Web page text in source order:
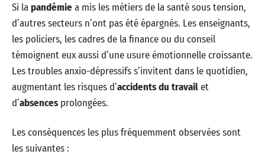
Si lapandémiea mis les métiers de la santé sous tension,
d’autres secteurs n’ont pas été épargnés. Les enseignants,
les policiers, les cadres de la finance ou du conseil
témoignent eux aussi d’une usure émotionnelle croissante.
Les troubles anxio-dépressifs s’invitent dans le quotidien,
augmentant les risques d’accidents du travailet
d’absencesprolongées.
Les conséquences les plus fréquemment observées sont
les suivantes :